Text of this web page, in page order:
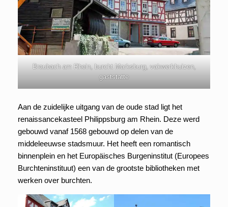
Braubach am Rhein, burcht Marksburg, vakwerkhuizen,
gaststatte
Aan de zuidelijke uitgang van de oude stad ligt het
renaissancekasteel Philippsburg am Rhein. Deze werd
gebouwd vanaf 1568 gebouwd op delen van de
middeleeuwse stadsmuur. Het heeft een romantisch
binnenplein en het Europäisches Burgeninstitut (Europees
Burchteninstituut) een van de grootste bibliotheken met
werken over burchten.